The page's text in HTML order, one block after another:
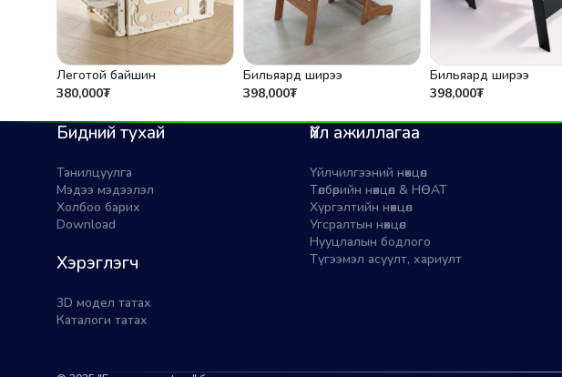
Леготой байшин
380,000₮
Бильяард ширээ
398,000₮
Бильяард ширээ
398,000₮
Бидний тухай
Танилцуулга
Мэдээ мэдээлэл
Холбоо барих
Download
Хэрэглэгч
3D модел татах
Каталоги татах
Үйл ажиллагаа
Үйлчилгээний нөхцөл
Төлбөрийн нөхцөл & НӨАТ
Хүргэлтийн нөхцөл
Угсралтын нөхцөл
Нууцлалын бодлого
Түгээмэл асуулт, хариулт